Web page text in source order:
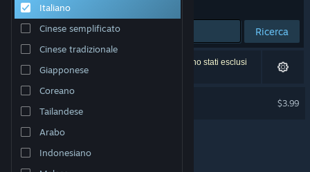
Assistenza
Cambia la lingua
Ottieni l'app mobile di Steam
Visualizza il sito web per desktop
Italiano
Cinese semplificato
Cinese tradizionale
Giapponese
Coreano
Tailandese
Arabo
Indonesiano
Ordina per Rilevanza
Ricerca
1 risultato corrisponde alla tua ricerca. 2 titoli sono stati esclusi
in base alle tue preferenze.
$3.99